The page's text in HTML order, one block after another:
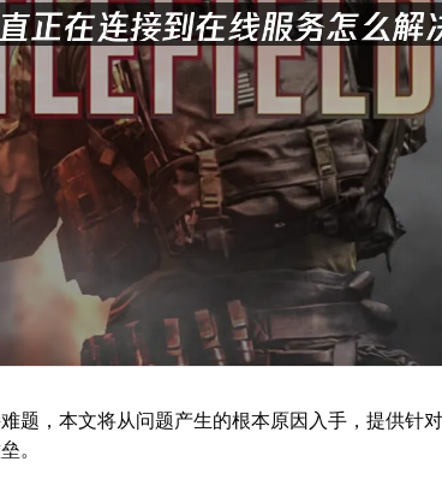
题，本文将从问题产生的根本原因入手，提供针
。